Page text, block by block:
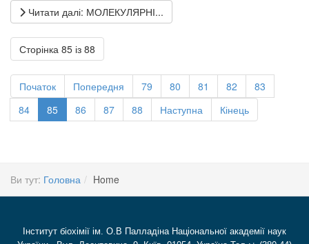
Читати далі: МОЛЕКУЛЯРНІ...
Сторінка 85 із 88
Початок Попередня 79 80 81 82
83
84
85 86 87 88 Наступна Кінець
Ви тут: Головна Home
Інститут біохімії ім. О.В Палладіна Національної академії наук